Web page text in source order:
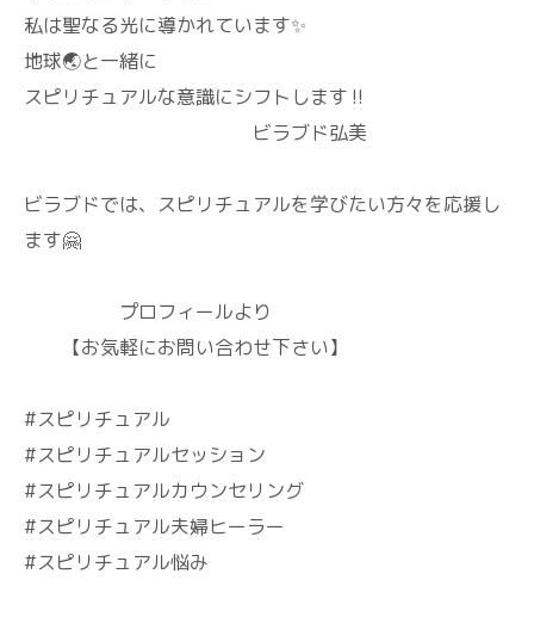
私は聖なる光に導かれています✨
地球🌏️と一緒に
スピリチュアルな意識にシフトします‼️
ビラブド弘美
ビラブドでは、スピリチュアルを学びたい方々を応援し
ます🤗
プロフィールより
【お気軽にお問い合わせ下さい】
#スピリチュアル
#スピリチュアルセッション
#スピリチュアルカウンセリング
#スピリチュアル夫婦ヒーラー
#スピリチュアル悩み